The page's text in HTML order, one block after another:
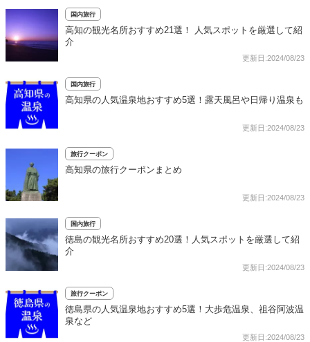
国内旅行
高知の観光名所おすすめ21選！ 人気スポットを厳選して紹
介
更新日:2024/08/23
国内旅行
高知県の人気温泉地おすすめ5選！露天風呂や日帰り温泉も
更新日:2024/08/23
旅行クーポン
高知県の旅行クーポンまとめ
更新日:2024/08/23
国内旅行
徳島の観光名所おすすめ20選！人気スポットを厳選して紹
介
更新日:2024/08/23
旅行クーポン
徳島県の人気温泉地おすすめ5選！大歩危温泉、祖谷阿波温
泉など
更新日:2024/08/23